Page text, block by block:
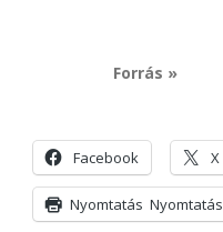
Forrás »
Facebook X
Nyomtatás Nyomtatás